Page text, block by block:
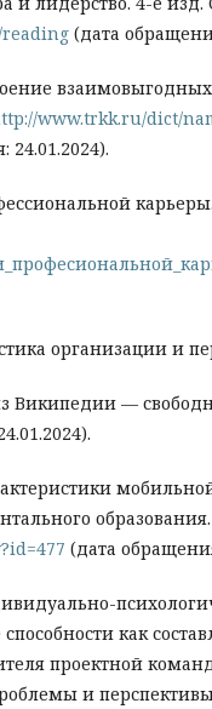
reading (дата
www.trkk.ru/dict/
24.01.2024).
организации и
Википедии —
образования.
(дата
как
проектной
и